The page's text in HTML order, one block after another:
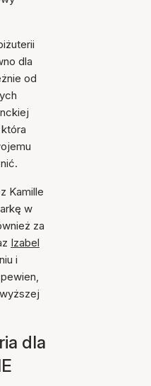
dla
od
Kamille
w
za
Izabel
i
dla